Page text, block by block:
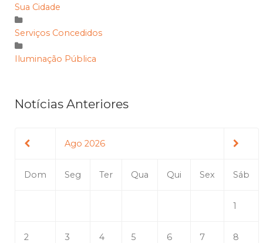
Sua Cidade
Serviços Concedidos
Iluminação Pública
Notícias Anteriores
Ago 2026
Dom Seg Ter Qua Qui Sex Sáb
1
2 3 4 5 6 7 8